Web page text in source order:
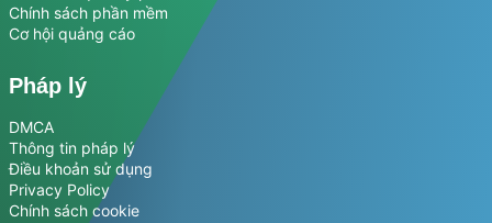
Chính sách phần mềm
Cơ hội quảng cáo
Pháp lý
DMCA
Thông tin pháp lý
Điều khoản sử dụng
Privacy Policy
Chính sách cookie